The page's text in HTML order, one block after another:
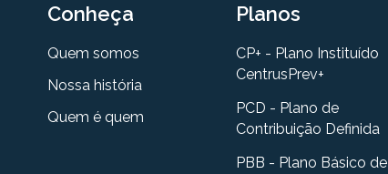
Conheça
Quem somos
Nossa história
Quem é quem
Planos
CP+ - Plano Instituído
CentrusPrev+
PCD - Plano de
Contribuição Definida
PBB - Plano Básico de